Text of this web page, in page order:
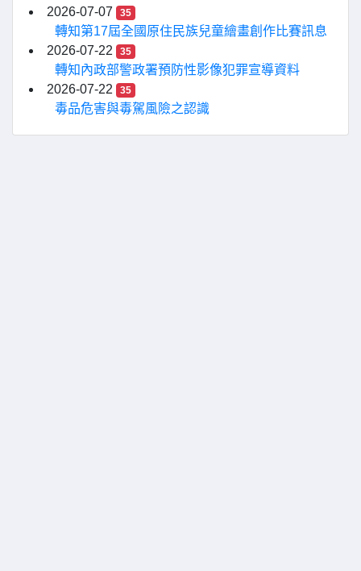
2026-07-07
35
轉知第17屆全國原住民族兒童繪畫創作比賽訊息
2026-07-22
35
轉知內政部警政署預防性影像犯罪宣導資料
2026-07-22
35
毒品危害與毒駕風險之認識